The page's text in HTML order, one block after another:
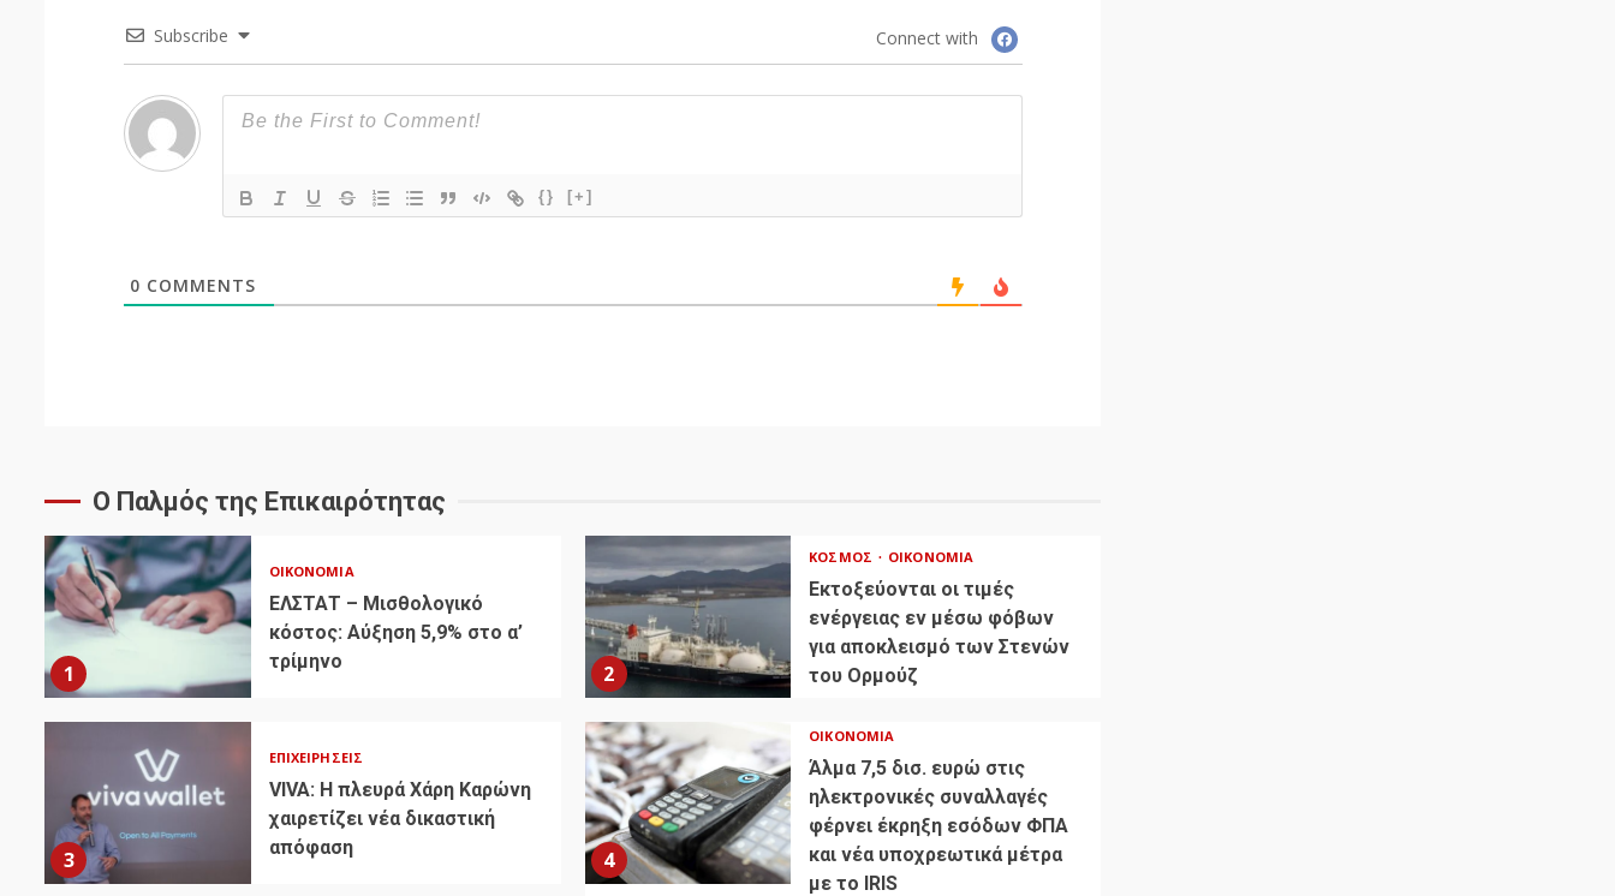
Subscribe Connect with
{} [+]
0 COMMENTS
Ο Παλμός της Επικαιρότητας
1
ΟΙΚΟΝΟΜΊΑ
ΕΛΣΤΑΤ – Μισθολογικό
κόστος: Αύξηση 5,9% στο α’
τρίμηνο
2
ΚΌΣΜΟΣ ΟΙΚΟΝΟΜΊΑ
Εκτοξεύονται οι τιμές
ενέργειας εν μέσω φόβων
για αποκλεισμό των Στενών
του Ορμούζ
3
ΕΠΙΧΕΙΡΉΣΕΙΣ
VIVA: Η πλευρά Χάρη Καρώνη
χαιρετίζει νέα δικαστική
απόφαση
4
ΟΙΚΟΝΟΜΊΑ
Άλμα 7,5 δισ. ευρώ στις
ηλεκτρονικές συναλλαγές
φέρνει έκρηξη εσόδων ΦΠΑ
και νέα υποχρεωτικά μέτρα
με το IRIS